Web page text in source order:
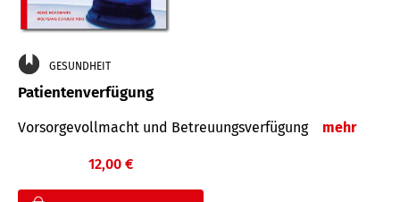
GESUNDHEIT
Patientenverfügung
Vorsorgevollmacht und Betreuungsverfügung mehr
12,00 €